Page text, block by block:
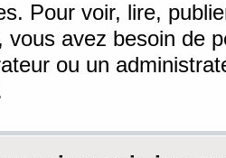
Pour voir, lire,
vous avez besoin de
ou un